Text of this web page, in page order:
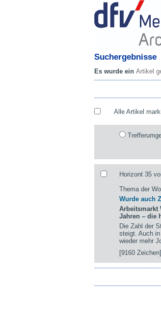
Suchergebnisse
Es wurde ein Artikel
Alle Artikel
Horizont 35
Thema der
Wurde auch
Arbeitsmarkt
Jahren – die
Die Zahl der
steigt. Auch
wieder mehr
[9160